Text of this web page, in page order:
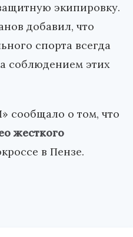
экипировку.
добавил, что
спорта всегда
соблюдением этих
сообщало о том, что
жесткого
в Пензе.